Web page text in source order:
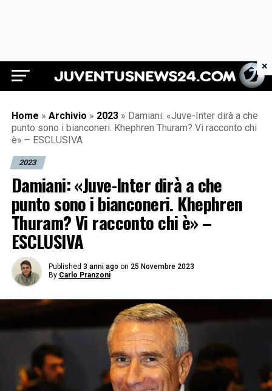
Juventus News 24
Home » Archivio » 2023 » Damiani: «Juve-Inter dirà a che
punto sono i bianconeri. Khephren Thuram? Vi racconto chi
è» – ESCLUSIVA
2023
Damiani: «Juve-Inter dirà a che
punto sono i bianconeri. Khephren
Thuram? Vi racconto chi è» –
ESCLUSIVA
Published 3 anni ago on 25 Novembre 2023
By Carlo Pranzoni
×